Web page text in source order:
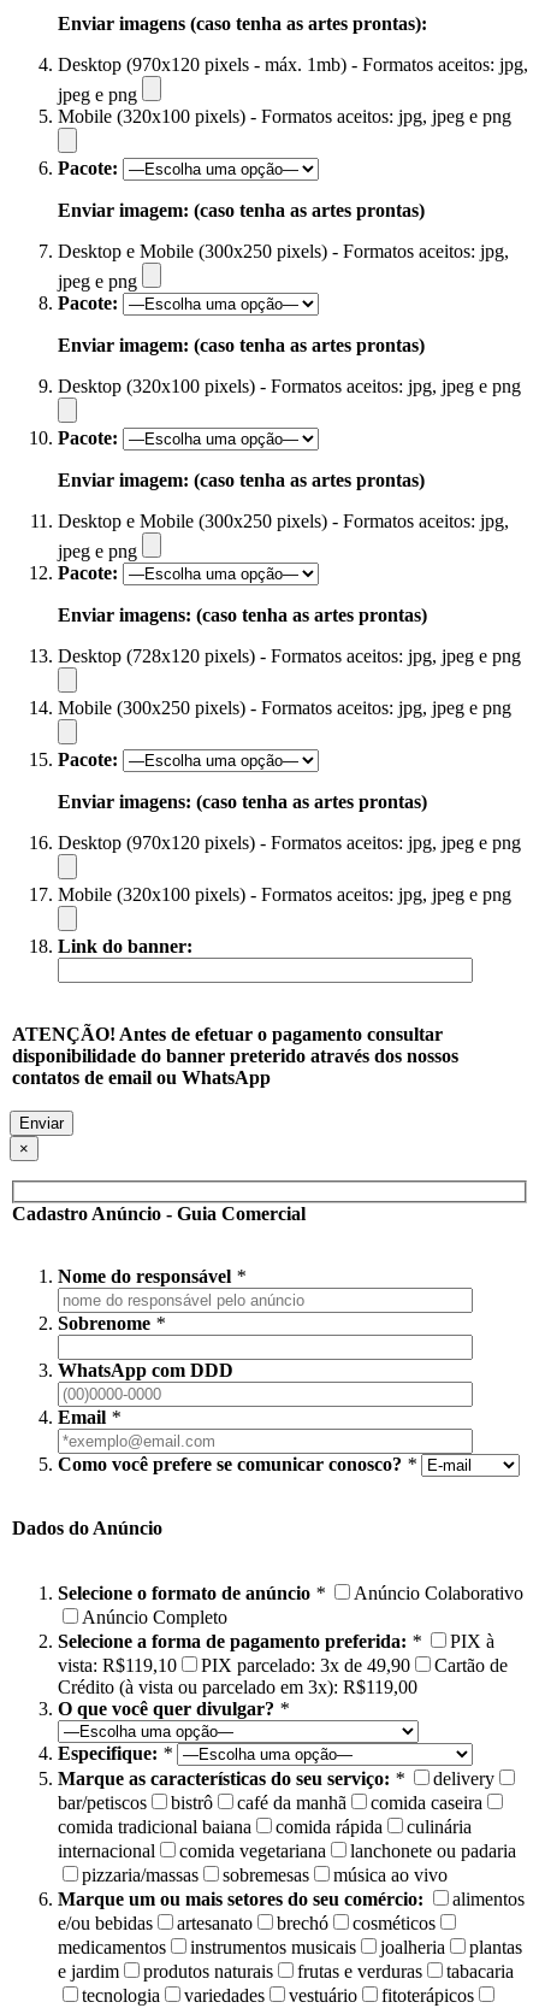
Enviar imagens (caso tenha as artes prontas):
Desktop (970x120 pixels - máx. 1mb) - Formatos aceitos: jpg,
jpeg e png
Mobile (320x100 pixels) - Formatos aceitos: jpg, jpeg e png
Pacote:
Enviar imagem: (caso tenha as artes prontas)
Desktop e Mobile (300x250 pixels) - Formatos aceitos: jpg,
jpeg e png
Pacote:
Enviar imagem: (caso tenha as artes prontas)
Desktop (320x100 pixels) - Formatos aceitos: jpg, jpeg e png
Pacote:
Enviar imagem: (caso tenha as artes prontas)
Desktop e Mobile (300x250 pixels) - Formatos aceitos: jpg,
jpeg e png
Pacote:
Enviar imagens: (caso tenha as artes prontas)
Desktop (728x120 pixels) - Formatos aceitos: jpg, jpeg e png
Mobile (300x250 pixels) - Formatos aceitos: jpg, jpeg e png
Pacote:
Enviar imagens: (caso tenha as artes prontas)
Desktop (970x120 pixels) - Formatos aceitos: jpg, jpeg e png
Mobile (320x100 pixels) - Formatos aceitos: jpg, jpeg e png
Link do banner:
ATENÇÃO! Antes de efetuar o pagamento consultar
disponibilidade do banner preterido através dos nossos
contatos de email ou WhatsApp
×
Cadastro Anúncio - Guia Comercial
Nome do responsável *
Sobrenome *
WhatsApp com DDD
Email *
Como você prefere se comunicar conosco? *
Dados do Anúncio
Selecione o formato de anúncio *
Anúncio Colaborativo
Anúncio Completo
Selecione a forma de pagamento preferida: *
PIX à
vista: R$119,10
PIX parcelado: 3x de 49,90
Cartão de
Crédito (à vista ou parcelado em 3x): R$119,00
O que você quer divulgar? *
Especifique: *
Marque as características do seu serviço: *
delivery
bar/petiscos
bistrô café da manhã
comida caseira
comida tradicional baiana
comida rápida
culinária
internacional
comida vegetariana
lanchonete ou padaria
pizzaria/massas
sobremesas
música ao vivo
Marque um ou mais setores do seu comércio:
alimentos
e/ou bebidas
artesanato brechó
cosméticos
medicamentos
instrumentos musicais joalheria
plantas
e jardim
produtos naturais frutas e verduras
tabacaria
tecnologia
variedades vestuário
fitoterápicos